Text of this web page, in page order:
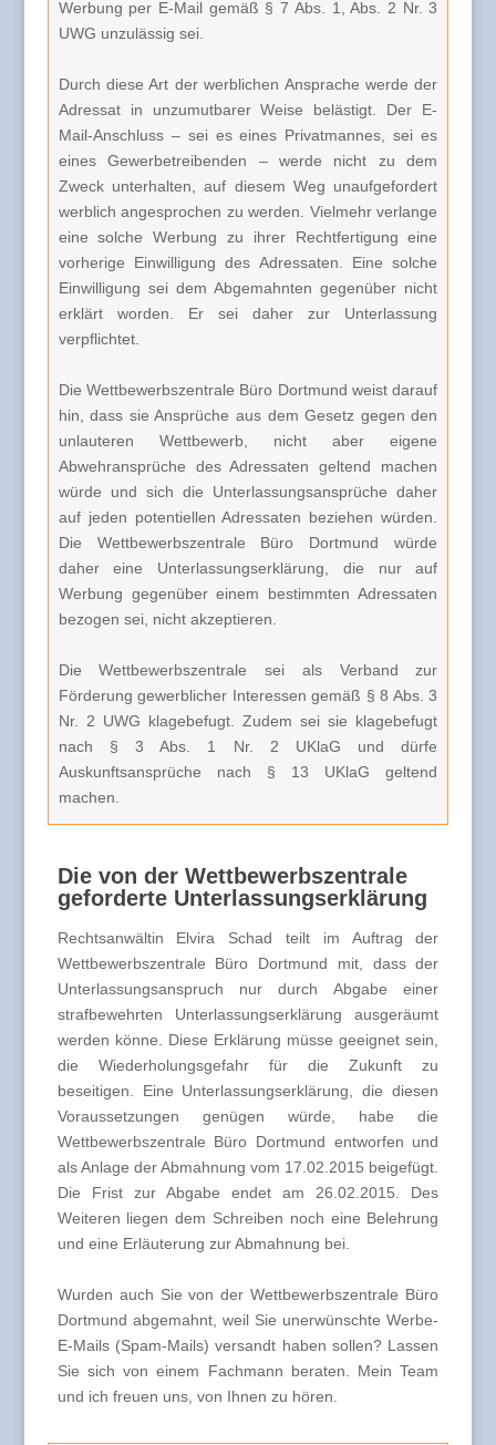
Werbung per E-Mail gemäß § 7 Abs. 1, Abs. 2 Nr. 3
UWG unzulässig sei.
Durch diese Art der werblichen Ansprache werde der
Adressat in unzumutbarer Weise belästigt. Der E-
Mail-Anschluss – sei es eines Privatmannes, sei es
eines Gewerbetreibenden – werde nicht zu dem
Zweck unterhalten, auf diesem Weg unaufgefordert
werblich angesprochen zu werden. Vielmehr verlange
eine solche Werbung zu ihrer Rechtfertigung eine
vorherige Einwilligung des Adressaten. Eine solche
Einwilligung sei dem Abgemahnten gegenüber nicht
erklärt worden. Er sei daher zur Unterlassung
verpflichtet.
Die Wettbewerbszentrale Büro Dortmund weist darauf
hin, dass sie Ansprüche aus dem Gesetz gegen den
unlauteren Wettbewerb, nicht aber eigene
Abwehransprüche des Adressaten geltend machen
würde und sich die Unterlassungsansprüche daher
auf jeden potentiellen Adressaten beziehen würden.
Die Wettbewerbszentrale Büro Dortmund würde
daher eine Unterlassungserklärung, die nur auf
Werbung gegenüber einem bestimmten Adressaten
bezogen sei, nicht akzeptieren.
Die Wettbewerbszentrale sei als Verband zur
Förderung gewerblicher Interessen gemäß § 8 Abs. 3
Nr. 2 UWG klagebefugt. Zudem sei sie klagebefugt
nach § 3 Abs. 1 Nr. 2 UKlaG und dürfe
Auskunftsansprüche nach § 13 UKlaG geltend
machen.
Die von der Wettbewerbszentrale
geforderte Unterlassungserklärung
Rechtsanwältin Elvira Schad teilt im Auftrag der
Wettbewerbszentrale Büro Dortmund mit, dass der
Unterlassungsanspruch nur durch Abgabe einer
strafbewehrten Unterlassungserklärung ausgeräumt
werden könne. Diese Erklärung müsse geeignet sein,
die Wiederholungsgefahr für die Zukunft zu
beseitigen. Eine Unterlassungserklärung, die diesen
Voraussetzungen genügen würde, habe die
Wettbewerbszentrale Büro Dortmund entworfen und
als Anlage der Abmahnung vom 17.02.2015 beigefügt.
Die Frist zur Abgabe endet am 26.02.2015. Des
Weiteren liegen dem Schreiben noch eine Belehrung
und eine Erläuterung zur Abmahnung bei.
Wurden auch Sie von der Wettbewerbszentrale Büro
Dortmund abgemahnt, weil Sie unerwünschte Werbe-
E-Mails (Spam-Mails) versandt haben sollen? Lassen
Sie sich von einem Fachmann beraten. Mein Team
und ich freuen uns, von Ihnen zu hören.